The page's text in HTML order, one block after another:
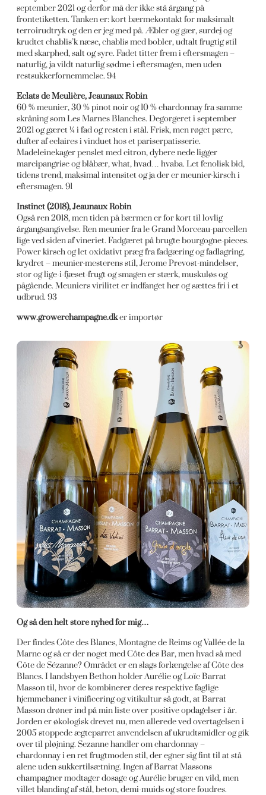
september 2021 og derfor må der ikke stå årgang på
frontetiketten. Tanken er: kort bærmekontakt for maksimalt
terroirudtryk og den er jeg med på. Æbler og gær, surdej og
krudtet chablis’k næse, chablis med bobler, udtalt frugtig stil
med skarphed, salt og syre. Fadet titter frem i eftersmagen –
naturlig, ja vildt naturlig sødme i eftersmagen, men uden
restsukkerfornemmelse. 94
Eclats de Meulière, Jeaunaux Robin
60 % meunier, 30 % pinot noir og 10 % chardonnay fra samme
skråning som Les Marnes Blanches. Degorgeret i september
2021 og gæret ¼ i fad og resten i stål. Frisk, men røget pære,
dufter af eclaires i vinduet hos et pariserpatisserie.
Madeleinekager penslet med citron, dybere nede ligger
marcipangrise og blåbær, what, hvad… hvaba. Let fenolisk bid,
tidens trend, maksimal intensitet og ja der er meunier-kirsch i
eftersmagen. 91
Instinct (2018), Jeaunaux Robin
Også ren 2018, men tiden på bærmen er for kort til lovlig
årgangsangivelse. Ren meunier fra le Grand Morceau-parcellen
lige ved siden af vineriet. Fadgæret på brugte bourgogne-pieces.
Power kirsch og let oxidativt præg fra fadgæring og fadlagring,
krydret – meunier-mesterens stil, Jerome Prevost-mindelser,
stor og lige-i-fjæset-frugt og smagen er stærk, muskuløs og
pågående. Meuniers virilitet er indfanget her og sættes fri i et
udbrud. 93
www.growerchampagne.dker importør
Og så den helt store nyhed for mig…
Der findes Côte des Blancs, Montagne de Reims og Vallée de la
Marne og så er der noget med Côte des Bar, men hvad så med
Côte de Sézanne? Området er en slags forlængelse af Côte des
Blancs. I landsbyen Bethon holder Aurélie og Loïc Barrat
Masson til, hvor de kombinerer deres respektive faglige
hjemmebaner i vinificering og vitikultur så godt, at Barrat
Masson drøner ind på min liste over positive opdagelser i år.
Jorden er økologisk drevet nu, men allerede ved overtagelsen i
2005 stoppede ægteparret anvendelsen af ukrudtsmidler og gik
over til pløjning. Sezanne handler om chardonnay –
chardonnay i en ret frugtmoden stil, der egner sig fint til at stå
alene uden sukkertilsætning. Ingen af Barrat Massons
champagner modtager dosage og Aurélie bruger en vild, men
villet blanding af stål, beton, demi-muids og store foudres.